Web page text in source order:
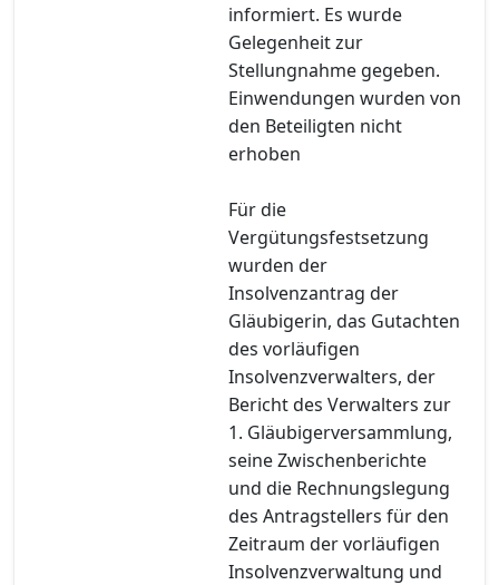
informiert. Es wurde
Gelegenheit zur
Stellungnahme gegeben.
Einwendungen wurden von
den Beteiligten nicht
erhoben
Für die
Vergütungsfestsetzung
wurden der
Insolvenzantrag der
Gläubigerin, das Gutachten
des vorläufigen
Insolvenzverwalters, der
Bericht des Verwalters zur
1. Gläubigerversammlung,
seine Zwischenberichte
und die Rechnungslegung
des Antragstellers für den
Zeitraum der vorläufigen
Insolvenzverwaltung und